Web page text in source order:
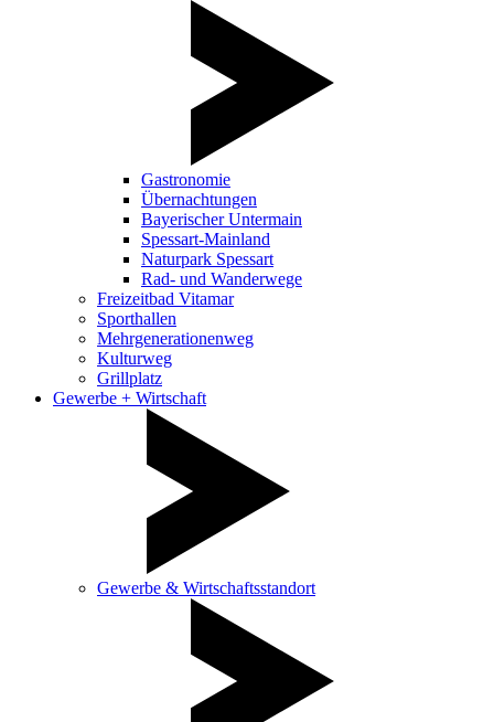
Gastronomie
Übernachtungen
Bayerischer Untermain
Spessart-Mainland
Naturpark Spessart
Rad- und Wanderwege
Freizeitbad Vitamar
Sporthallen
Mehrgenerationenweg
Kulturweg
Grillplatz
Gewerbe + Wirtschaft
Gewerbe & Wirtschaftsstandort